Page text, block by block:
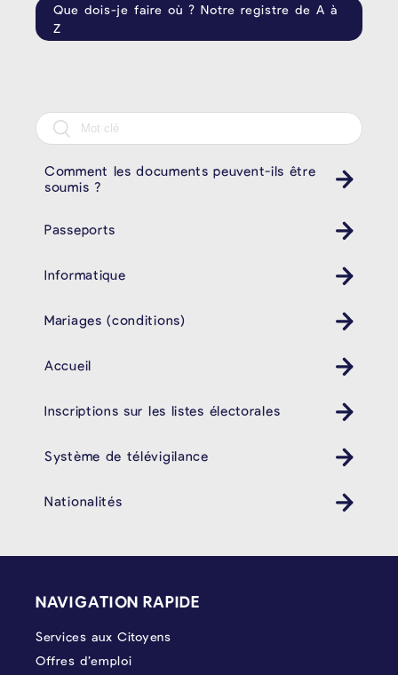
Que dois-je faire où ? Notre registre de A à
Z
Comment les documents peuvent-ils être
soumis ?
Passeports
Informatique
Mariages (conditions)
Accueil
Inscriptions sur les listes électorales
Système de télévigilance
Nationalités
NAVIGATION RAPIDE
Services aux Citoyens
Offres d’emploi